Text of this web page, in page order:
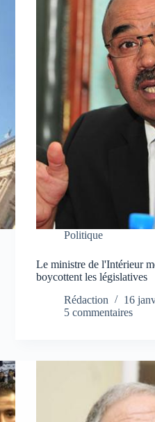
Politique
Le ministre de l'Intérieur
boycottent les législatives
Rédaction
16
5 commentaires